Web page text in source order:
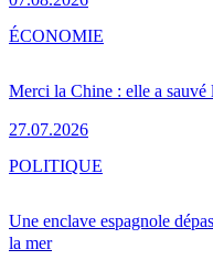
Merci la Chine : elle a sauvé
27.07.2026
ÉCONOMIE
Une enclave espagnole
la mer
POLITIQUE